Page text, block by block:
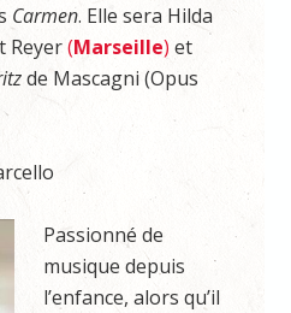
Carmen. Elle sera Hilda
Reyer(Marseille) et
de Mascagni (Opus
Passionné de
musique depuis
l’enfance, alors qu’il